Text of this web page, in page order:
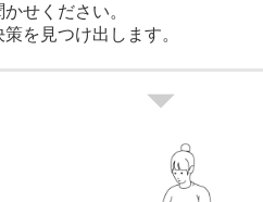
せください。
を見つけ出します。